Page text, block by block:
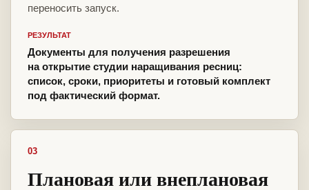
переносить запуск.
РЕЗУЛЬТАТ
Документы для получения разрешения
на открытие студии наращивания ресниц:
список, сроки, приоритеты и готовый комплект
под фактический формат.
03
Плановая или внеплановая